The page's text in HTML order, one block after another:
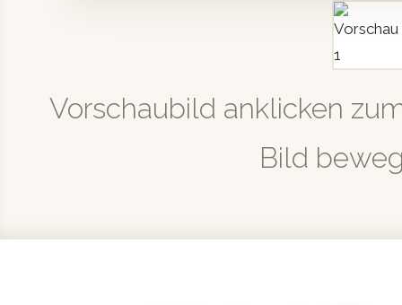
Vorschaubild anklicken
Bild